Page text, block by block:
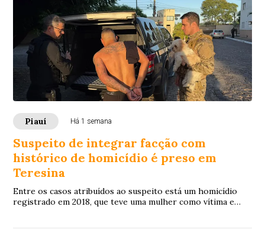
Piauí Há 1 semana
Suspeito de integrar facção com
histórico de homicídio é preso em
Teresina
Entre os casos atribuídos ao suspeito está um homicídio
registrado em 2018, que teve uma mulher como vítima e